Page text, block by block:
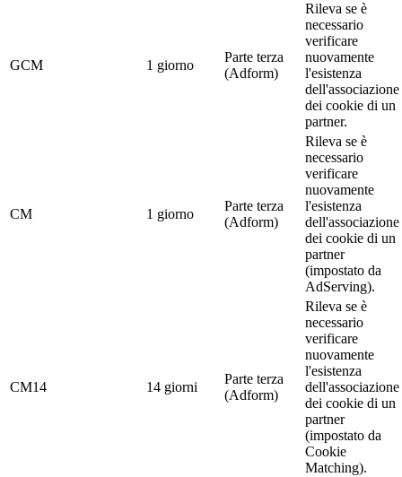
GCM 1 giorno
Parte terza
(Adform)
Rileva se è
necessario
verificare
nuovamente
l'esistenza
dell'associazione
dei cookie di un
partner.
CM 1 giorno
Parte terza
(Adform)
Rileva se è
necessario
verificare
nuovamente
l'esistenza
dell'associazione
dei cookie di un
partner
(impostato da
AdServing).
CM14 14 giorni
Parte terza
(Adform)
Rileva se è
necessario
verificare
nuovamente
l'esistenza
dell'associazione
dei cookie di un
partner
(impostato da
Cookie
Matching).